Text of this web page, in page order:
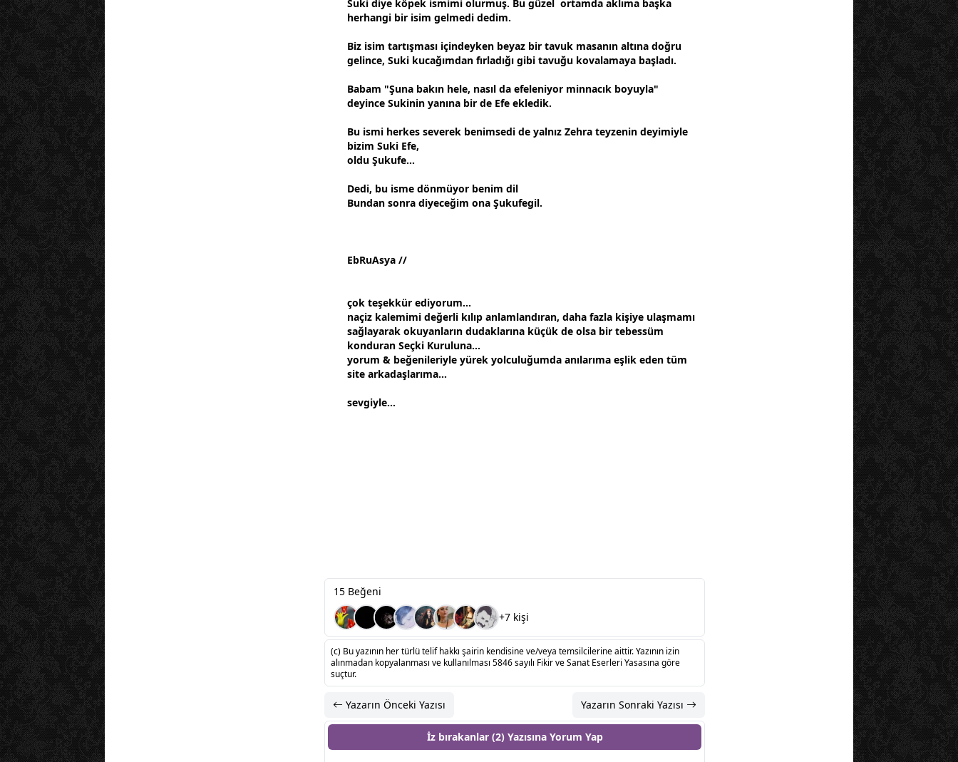
Suki diye köpek ismimi olurmuş. Bu güzel ortamda aklıma başka
herhangi bir isim gelmedi dedim.
Biz isim tartışması içindeyken beyaz bir tavuk masanın altına doğru
gelince, Suki kucağımdan fırladığı gibi tavuğu kovalamaya başladı.
Babam "Şuna bakın hele, nasıl da efeleniyor minnacık boyuyla"
deyince Sukinin yanına bir de Efe ekledik.
Bu ismi herkes severek benimsedi de yalnız Zehra teyzenin deyimiyle
bizim Suki Efe,
oldu Şukufe...
Dedi, bu isme dönmüyor benim dil
Bundan sonra diyeceğim ona Şukufegil.
EbRuAsya //
çok teşekkür ediyorum...
naçiz kalemimi değerli kılıp anlamlandıran, daha fazla kişiye ulaşmamı
sağlayarak okuyanların dudaklarına küçük de olsa bir tebessüm
konduran Seçki Kuruluna...
yorum & beğenileriyle yürek yolculuğumda anılarıma eşlik eden tüm
site arkadaşlarıma...
sevgiyle...
15 Beğeni
+7 kişi
(c) Bu yazının her türlü telif hakkı şairin kendisine ve/veya temsilcilerine aittir. Yazının izin
alınmadan kopyalanması ve kullanılması 5846 sayılı Fikir ve Sanat Eserleri Yasasına göre
suçtur.
Yazarın Önceki Yazısı Yazarın Sonraki Yazısı
İz bırakanlar (2) Yazısına Yorum Yap